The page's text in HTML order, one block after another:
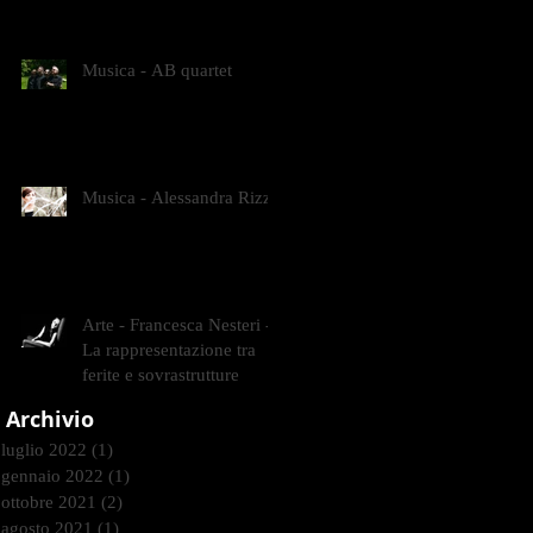
Musica - AB quartet
Musica - Alessandra Rizzo
Arte - Francesca Nesteri -
La rappresentazione tra
ferite e sovrastrutture
Archivio
luglio 2022 (1)
gennaio 2022 (1)
ottobre 2021 (2)
agosto 2021 (1)